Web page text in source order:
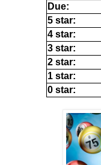
Due:
5 star:
4 star:
3 star:
2 star:
1 star:
0 star: